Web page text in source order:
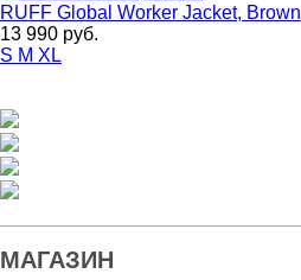
RUFF Global Worker Jacket, Brown
13 990 руб.
S M XL
МАГАЗИН